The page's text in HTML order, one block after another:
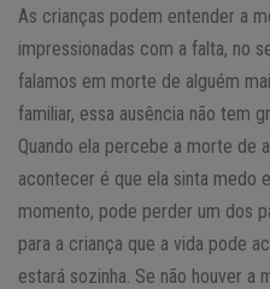
As crianças podem entender a
impressionadas com a falta, no
falamos em morte de alguém
familiar, essa ausência não tem
Quando ela percebe a morte de
acontecer é que ela sinta medo
momento, pode perder um dos
para a criança que a vida pode
estará sozinha. Se não houver a